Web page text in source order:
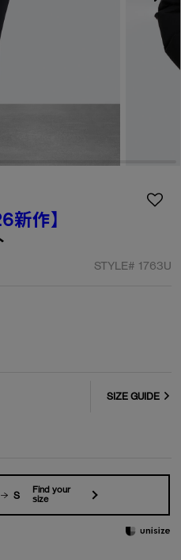
シャツ
シャツ
詳しく見る
新作】
STYLE# 1763U
SIZE GUIDE
S
Find your
size